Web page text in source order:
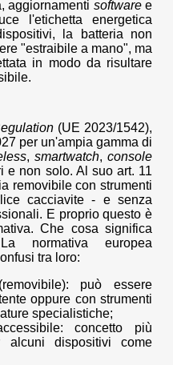
aggiornamenti softwaree
l'etichetta energetica
la batteria non
"estraibile a mano", ma
in modo da risultare
(UE 2023/1542),
per un'ampia gamma di
,smartwatch,console
e non solo. Al suo art. 11
removibile con strumenti
cacciavite - e senza
E proprio questo è
Che cosa significa
normativa europea
tra loro:
può essere
oppure con strumenti
specialistiche;
concetto più
alcuni dispositivi come